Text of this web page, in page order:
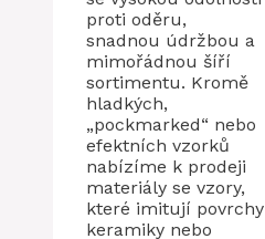
proti oděru,
snadnou údržbou a
mimořádnou šíří
sortimentu. Kromě
hladkých,
„pockmarked“ nebo
efektních vzorků
nabízíme k prodeji
materiály se vzory,
které imitují povrchy
keramiky nebo